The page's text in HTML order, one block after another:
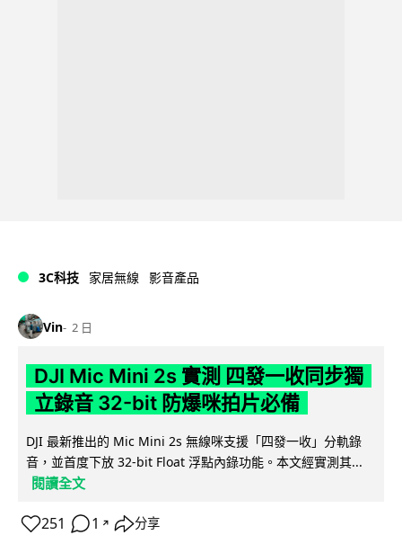
3C科技 家居無線 影音產品
Vin 2 日
DJI Mic Mini 2s 實測 四發一收同步獨
立錄音 32-bit 防爆咪拍片必備
DJI 最新推出的 Mic Mini 2s 無線咪支援「四發一收」分軌錄
音，並首度下放 32-bit Float 浮點內錄功能。本文經實測其...
閱讀全文
251 1 ↗ 分享